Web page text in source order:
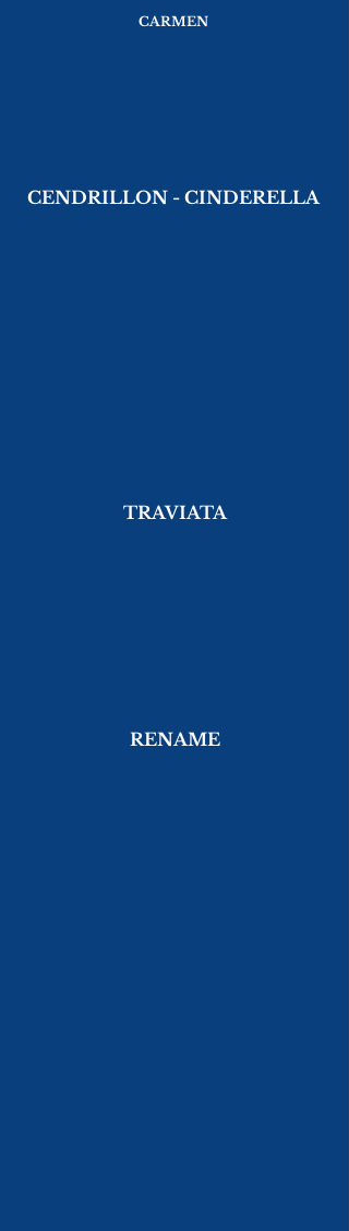
CARMEN
CENDRILLON - CINDERELLA
TRAVIATA
RENAME